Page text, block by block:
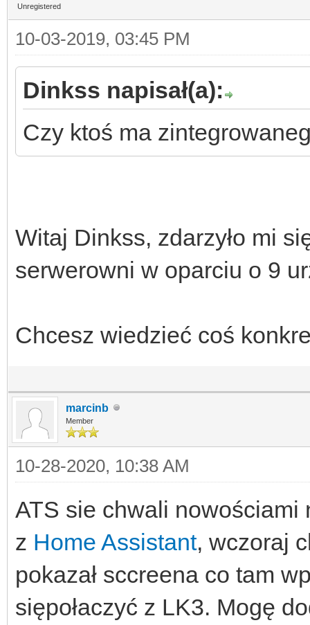
Unregistered
10-03-2019, 03:45 PM
Dinkss napisał(a):
Czy ktoś ma
Witaj Dinkss, zdarzyło mi
serwerowni w oparciu o 9
Chcesz wiedzieć coś
marcinb
Member
10-28-2020, 10:38 AM
ATS sie chwali
z Home Assistant, wczoraj
pokazał sccreena co tam
siępołaczyć z LK3. Mogę